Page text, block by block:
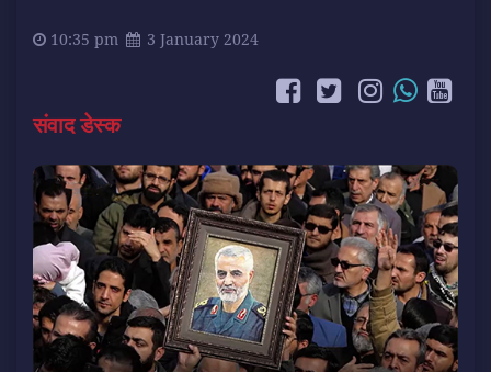
10:35 pm 3 January 2024
संवाद डेस्क